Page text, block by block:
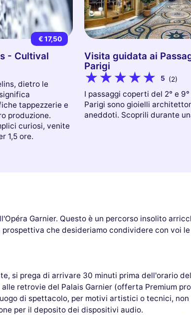
€ 17,50
- Cultival
dietro le
tappezzerie e
produzione.
curiosi, venite
1,5 ore.
Visita guidata ai
Parigi
5 (2)
I passaggi coperti del 2° e
Parigi sono gioielli
aneddoti. Scoprili durante
Garnier. Questo è un percorso insolito
che desideriamo condividere con voi
si prega di arrivare 30 minuti prima dell'orario
retrovie del Palais Garnier (offerta Premium
di spettacolo, per motivi artistici o tecnici,
per il deposito dei dispositivi audio.